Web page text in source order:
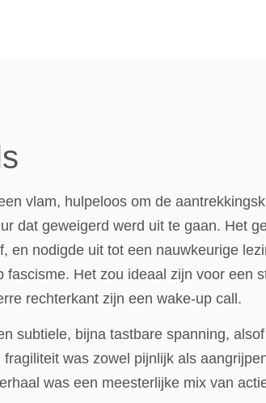
vlam, hulpeloos om de
dat geweigerd werd uit te gaan. Het
nodigde uit tot een nauwkeurige
Het zou ideaal zijn voor een
rechterkant zijn een wake-up call.
subtiele, bijna tastbare spanning,
was zowel pijnlijk als
was een meesterlijke mix van